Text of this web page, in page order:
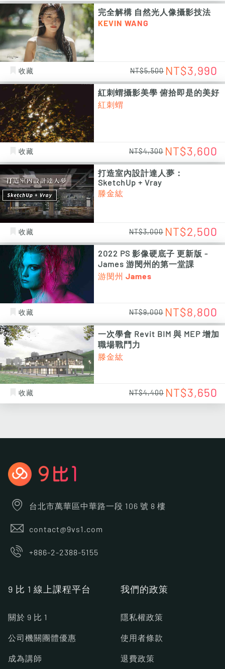
完全解構 自然光人像攝影技法
KEVIN WANG
收藏 NT$5,500 NT$3,990
紅刺蝟攝影美學 俯拾即是的美好
紅刺蝟
收藏 NT$4,300 NT$3,600
打造室內設計達人夢：
SketchUp + Vray
滕金紘
收藏 NT$3,000 NT$2,500
2022 PS 影像硬底子 更新版 -
James 游閔州的第一堂課
游閔州 James
收藏 NT$9,000 NT$8,800
一次學會 Revit BIM 與 MEP 增加
職場戰鬥力
滕金紘
收藏 NT$4,400 NT$3,650
台北市萬華區中華路一段 106 號 8 樓
contact@9vs1.com
+886-2-2388-5155
9 比 1 線上課程平台
關於 9 比 1
公司機關團體優惠
成為講師
我們的政策
隱私權政策
使用者條款
退費政策